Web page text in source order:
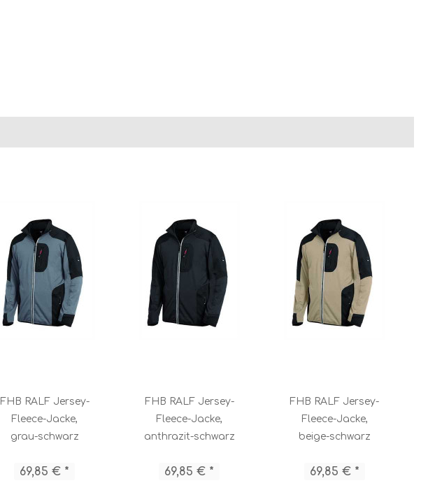
FHB RALF Jersey-
Fleece-Jacke,
grau-schwarz
69,85 € *
FHB RALF Jersey-
Fleece-Jacke,
anthrazit-schwarz
69,85 € *
FHB RALF Jersey-
Fleece-Jacke,
beige-schwarz
69,85 € *